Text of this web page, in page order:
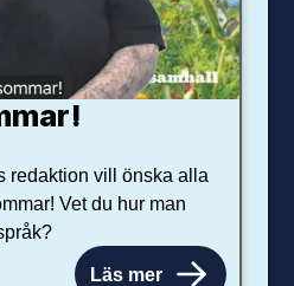
redaktion vill önska alla
Vet du hur man
Läs mer